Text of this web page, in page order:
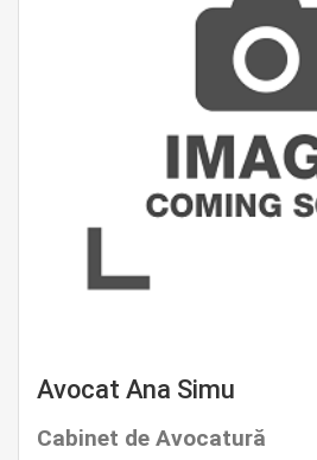
Avocat Ana Simu
Cabinet de Avocatură